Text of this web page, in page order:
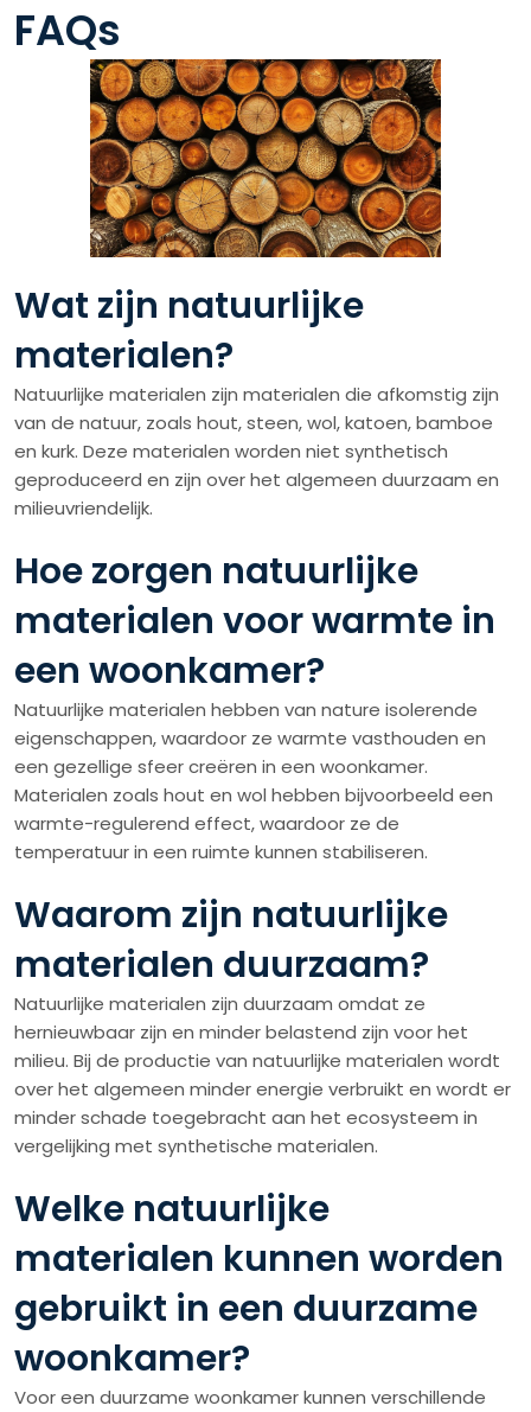
FAQs
Wat zijn natuurlijke
materialen?
Natuurlijke materialen zijn materialen die afkomstig zijn
van de natuur, zoals hout, steen, wol, katoen, bamboe
en kurk. Deze materialen worden niet synthetisch
geproduceerd en zijn over het algemeen duurzaam en
milieuvriendelijk.
Hoe zorgen natuurlijke
materialen voor warmte in
een woonkamer?
Natuurlijke materialen hebben van nature isolerende
eigenschappen, waardoor ze warmte vasthouden en
een gezellige sfeer creëren in een woonkamer.
Materialen zoals hout en wol hebben bijvoorbeeld een
warmte-regulerend effect, waardoor ze de
temperatuur in een ruimte kunnen stabiliseren.
Waarom zijn natuurlijke
materialen duurzaam?
Natuurlijke materialen zijn duurzaam omdat ze
hernieuwbaar zijn en minder belastend zijn voor het
milieu. Bij de productie van natuurlijke materialen wordt
over het algemeen minder energie verbruikt en wordt er
minder schade toegebracht aan het ecosysteem in
vergelijking met synthetische materialen.
Welke natuurlijke
materialen kunnen worden
gebruikt in een duurzame
woonkamer?
Voor een duurzame woonkamer kunnen verschillende